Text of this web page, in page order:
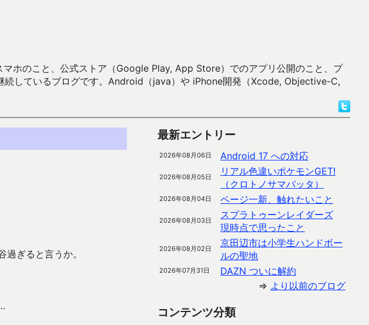
ホのこと、公式ストア（Google Play, App Store）でのアプリ公開のこと、プ
続しているブログです。Android（java）や iPhone開発（Xcode, Objective-C,
ぎると言うか。
最新エントリー
2026年08月06日 Android 17 への対応
2026年08月05日
リアル色違いポケモンGET!
（クロトノサマバッタ）
2026年08月04日 ページ一新、触れたいこと
2026年08月03日
スプラトゥーンレイダーズ
現時点で思ったこと
2026年08月02日
京田辺市は小学生ハンドボー
ルの聖地
2026年07月31日
DAZN ついに解約
⇒ より以前のブログ
コンテンツ分類